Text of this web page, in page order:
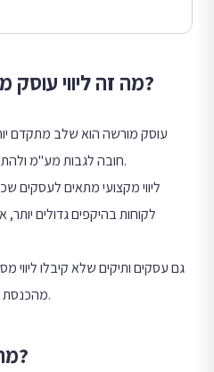
מה זה ליווי עוסק מורשה ולמי זה מתאים?
עוסק מורשה הוא שלב מתקדם
חובה לגבות מע"מ ולהתנהל בהתאם לכללי דיווח שוטפים.
ליווי מקצועי מתאים לעסקים
לקוחות בהיקפים גדולים
גם עסקים ותיקים שלא קיבלו ליווי
מהכנסת סדר והבנה להתנהלות הפיננסית.
מה כולל השירות בפועל?